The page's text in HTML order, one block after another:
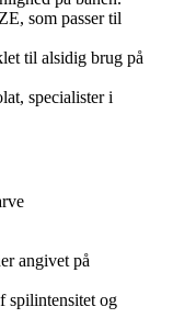
som passer til
til alsidig brug på
specialister i
angivet på
spilintensitet og